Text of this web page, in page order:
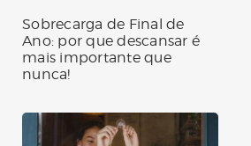
Sobrecarga de Final de
Ano: por que descansar é
mais importante que
nunca!